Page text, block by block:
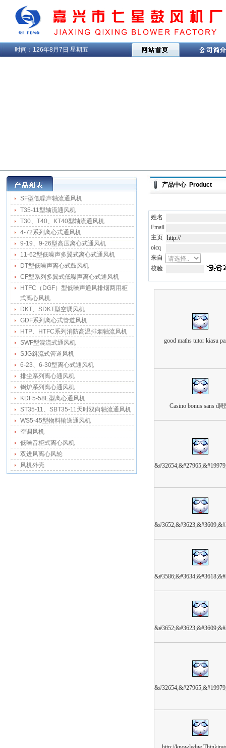
时间： 126年8月7日 星期五
SF型低噪声轴流通风机
T35-11型轴流通风机
T30、T40、KT40型轴流通风机
4-72系列离心式通风机
9-19、9-26型高压离心式通风机
11-62型低噪声多翼式离心式通风机
DT型低噪声离心式鼓风机
CF型系列多翼式低噪声离心式通风机
HTFC（DGF）型低噪声通风排烟两用柜
式离心风机
DKT、SDKT型空调风机
GDF系列离心式管道风机
HTP、HTFC系列消防高温排烟轴流风机
SWF型混流式通风机
SJG斜流式管道风机
6-23、6-30型离心式通风机
排尘系列离心通风机
锅炉系列离心通风机
KDF5-58E型离心通风机
ST35-11、SBT35-11天时双向轴流通风机
WS5-45型物料输送通风机
空调风机
低噪音柜式离心风机
双进风离心风轮
风机外壳
产品中心 Product
姓名
Email
主页
oicq
来自
校验
good maths tutor kiasu
Casino bonus sans d